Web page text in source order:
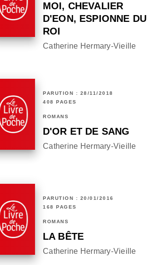
MOI, CHEVALIER
D'EON, ESPIONNE DU
ROI
Catherine Hermary-Vieille
PARUTION : 28/11/2018
408 PAGES
ROMANS
D'OR ET DE SANG
Catherine Hermary-Vieille
PARUTION : 20/01/2016
168 PAGES
ROMANS
LA BÊTE
Catherine Hermary-Vieille